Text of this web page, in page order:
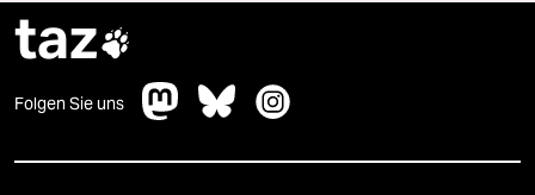
taz
Folgen Sie uns